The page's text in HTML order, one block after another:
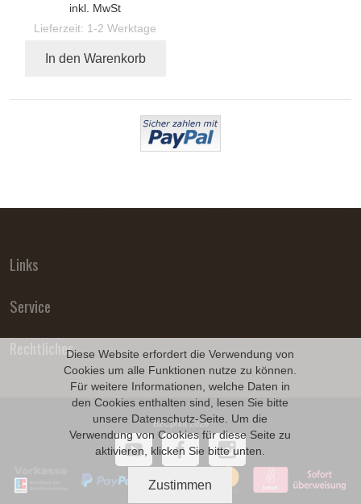
Diese Website erfordert die Verwendung von
Cookies um alle Funktionen nutze zu können.
Für weitere Informationen, welche Daten in
den Cookies enthalten sind, lesen Sie bitte
unsere Datenschutz-Seite. Um die
Verwendung von Cookies für diese Seite zu
aktivieren, klicken Sie bitte unten.
Zustimmen
inkl. MwSt
Lieferzeit: 1-2 Werktage
In den Warenkorb
Links
Service
Rechtliches
B2Cprint 2026